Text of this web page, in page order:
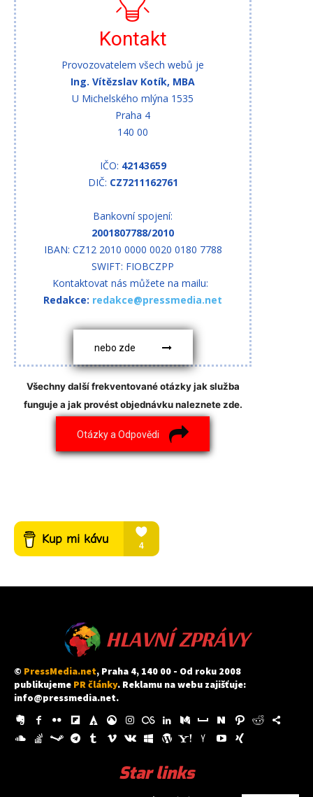
Kontakt
Provozovatelem všech webů je
Ing. Vítězslav Kotík, MBA
U Michelského mlýna 1535
Praha 4
140 00
IČO: 42143659
DIČ: CZ7211162761
Bankovní spojení:
2001807788/2010
IBAN: CZ12 2010 0000 0020 0180 7788
SWIFT: FIOBCZPP
Kontaktovat nás můžete na mailu:
Redakce: redakce@pressmedia.net
nebo zde
Všechny další frekventované otázky jak služba
funguje a jak provést objednávku naleznete zde.
Otázky a Odpovědi
HLAVNÍ ZPRÁVY
© PressMedia.net, Praha 4, 140 00 - Od roku 2008
publikujeme PR články. Reklamu na webu zajišťuje:
info@pressmedia.net.
Star links